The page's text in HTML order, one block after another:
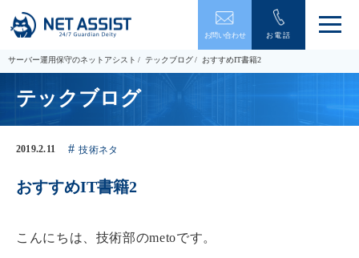
お問い合わせ お電話
メ
ー
サーバー運用保守のネットアシスト テックブログ おすすめIT書籍2
テックブログ
2019.2.11 技術ネタ
おすすめIT書籍2
こんにちは、技術部のmetoです。